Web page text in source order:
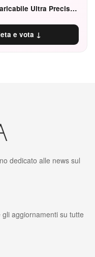
Hourglass Confession Ricaricabile Ultra Preciso Ad Alta Intensità Secretly Classic Red
e vota ↓
dedicato alle news sul
aggiornamenti su tutte